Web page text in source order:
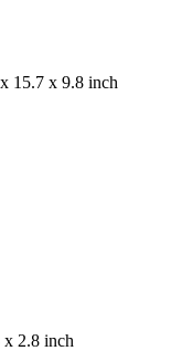
15.7 x 9.8 inch
x 2.8 inch